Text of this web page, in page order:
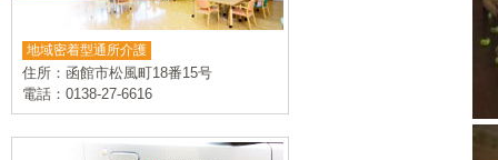
地域密着型通所介護
住所：函館市松風町18番15号
電話：0138-27-6616